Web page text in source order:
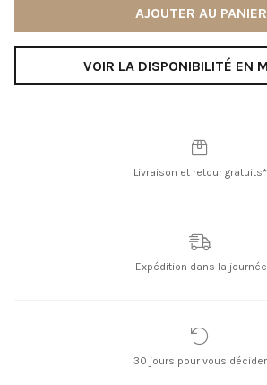
AJOUTER AU PANIER
VOIR LA DISPONIBILITÉ EN
Livraison et retour gratuits*
Expédition dans la journée
30 jours pour vous décider